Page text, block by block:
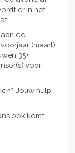
er in het
de
(maart)
35+
voor
Jouw hulp
ook komt